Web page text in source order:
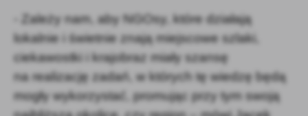
- Zależy nam, aby NGOsy, które działają
lokalnie i świetnie znają miejscowe szlaki,
ciekawostki i krajobraz miały szansę
na realizację zadań, w których tę wiedzę będą
mogły wykorzystać, promując przy tym swoją